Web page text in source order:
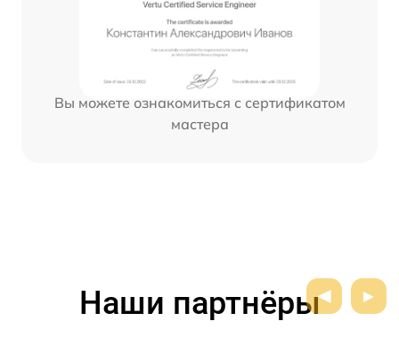
Вы можете ознакомиться с сертификатом
мастера
Наши партнёры